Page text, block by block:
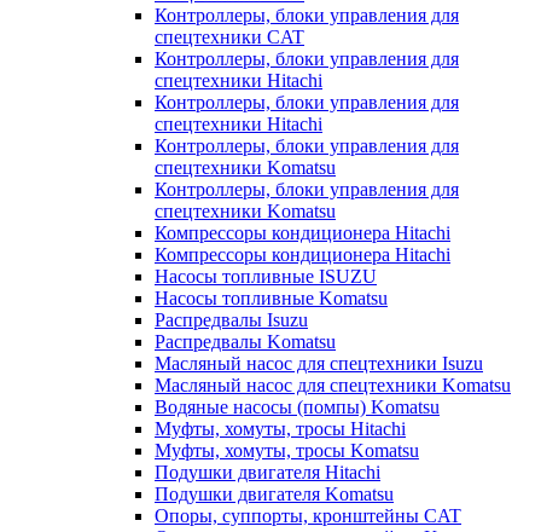
Контроллеры, блоки управления для
спецтехники CAT
Контроллеры, блоки управления для
спецтехники Hitachi
Контроллеры, блоки управления для
спецтехники Hitachi
Контроллеры, блоки управления для
спецтехники Komatsu
Контроллеры, блоки управления для
спецтехники Komatsu
Компрессоры кондиционера Hitachi
Компрессоры кондиционера Hitachi
Насосы топливные ISUZU
Насосы топливные Komatsu
Распредвалы Isuzu
Распредвалы Komatsu
Масляный насос для спецтехники Isuzu
Масляный насос для спецтехники Komatsu
Водяные насосы (помпы) Komatsu
Муфты, хомуты, тросы Hitachi
Муфты, хомуты, тросы Komatsu
Подушки двигателя Hitachi
Подушки двигателя Komatsu
Опоры, суппорты, кронштейны CAT